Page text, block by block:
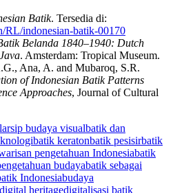
Batik. Tersedia di:
RL/indonesian-batik-00170
Belanda 1840–1940: Dutch
. Amsterdam: Tropical Museum.
Ana, A. and Mubaroq, S.R.
of Indonesian Batik Patterns
Approaches, Journal of Cultural
arsip budaya visualbatik dan
batik keratonbatik pesisirbatik
pengetahuan Indonesiabatik
budayabatik sebagai
Indonesiabudaya
digital heritagedigitalisasi batik